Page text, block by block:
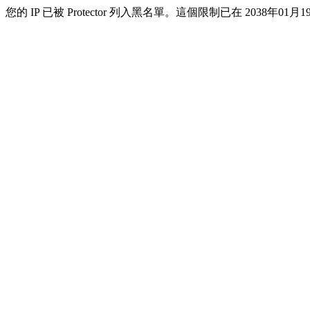
您的 IP 已被 Protector 列入黑名單。這個限制已在 2038年01月